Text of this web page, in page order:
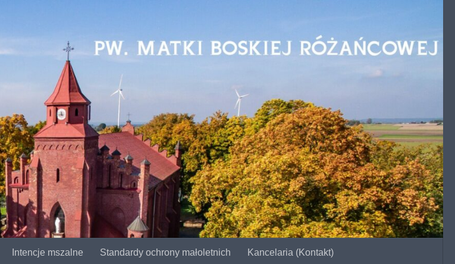
Intencje mszalne Standardy ochrony małoletnich Kancelaria (Kontakt)